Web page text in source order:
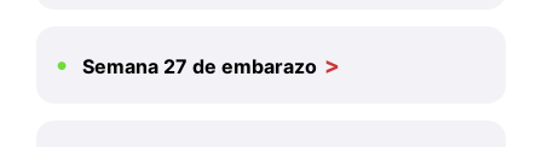
Semana 27 de embarazo